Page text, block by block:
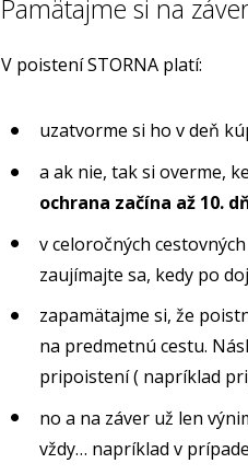
Pamätajme si na
V poistení STORNA platí:
uzatvorme si ho v deň
a ak nie, tak si overme,
ochrana začína až 10.
v celoročných
zaujímajte sa, kedy po
zapamätajme si, že
na predmetnú cestu.
pripoistení ( napríklad
no a na záver už len
vždy… napríklad v